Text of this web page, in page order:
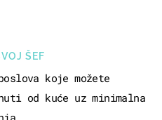
ŠEF
koje možete
od kuće uz minimalna